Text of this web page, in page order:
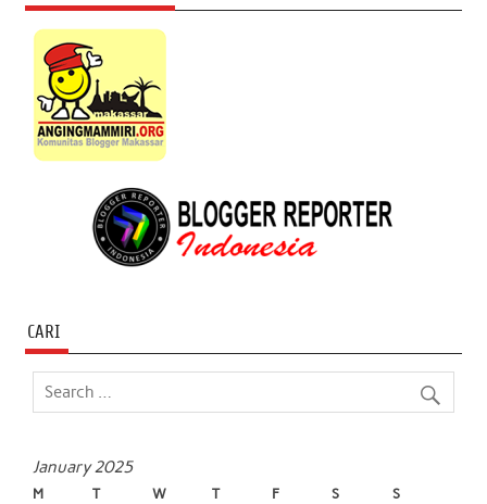
CARI
January 2025
M T W T F S S